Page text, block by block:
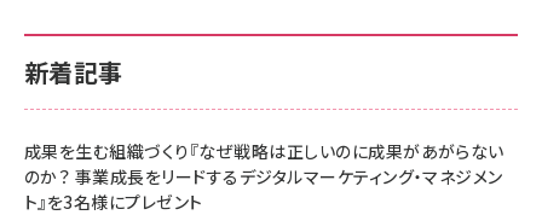
新着記事
成果を生む組織づくり『なぜ戦略は正しいのに成果があがらない
のか？ 事業成長をリードするデジタルマーケティング・マネジメン
ト』を3名様にプレゼント